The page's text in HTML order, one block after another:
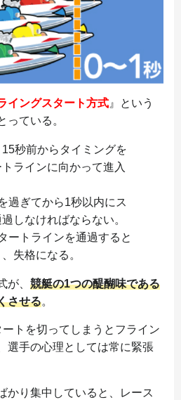
イングスタート方式 』という
っている。
秒前からタイミングを
ラインに向かって進入
過ぎてから1秒以内にス
しなければならない。
ートラインを通過すると
失格になる。
が、 競艇の1つの醍醐味である
させる。
トを切ってしまうとフライン
選手の心理としては常に緊張
かり集中していると、レース